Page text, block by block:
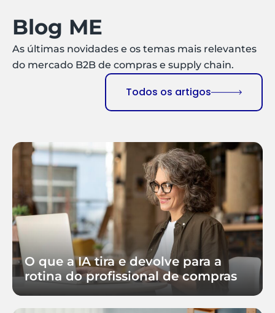
Blog ME
As últimas novidades e os temas mais relevantes
do mercado B2B de compras e supply chain.
Todos os artigos
O que a IA tira e devolve para a
rotina do profissional de compras